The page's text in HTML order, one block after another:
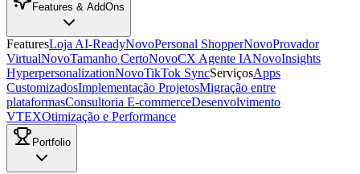
Features & AddOns
FeaturesLoja AI-ReadyNovoPersonal ShopperNovoProvador
VirtualNovoTamanho CertoNovoCX Agente IANovoInsights
HyperpersonalizationNovoTikTok SyncServiçosApps
CustomizadosImplementação ProjetosMigração entre
plataformasConsultoria E-commerceDesenvolvimento
VTEXOtimização e Performance
Portfolio